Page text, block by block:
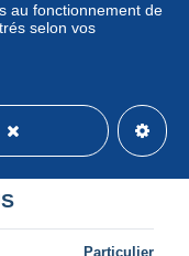
LOUIS-DU-
ITALIEN
Particulier
au fonctionnement de
selon vos